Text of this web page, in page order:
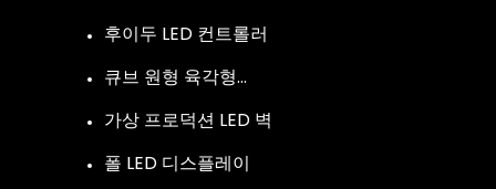
후이두 LED 컨트롤러
큐브 원형 육각형…
가상 프로덕션 LED 벽
폴 LED 디스플레이